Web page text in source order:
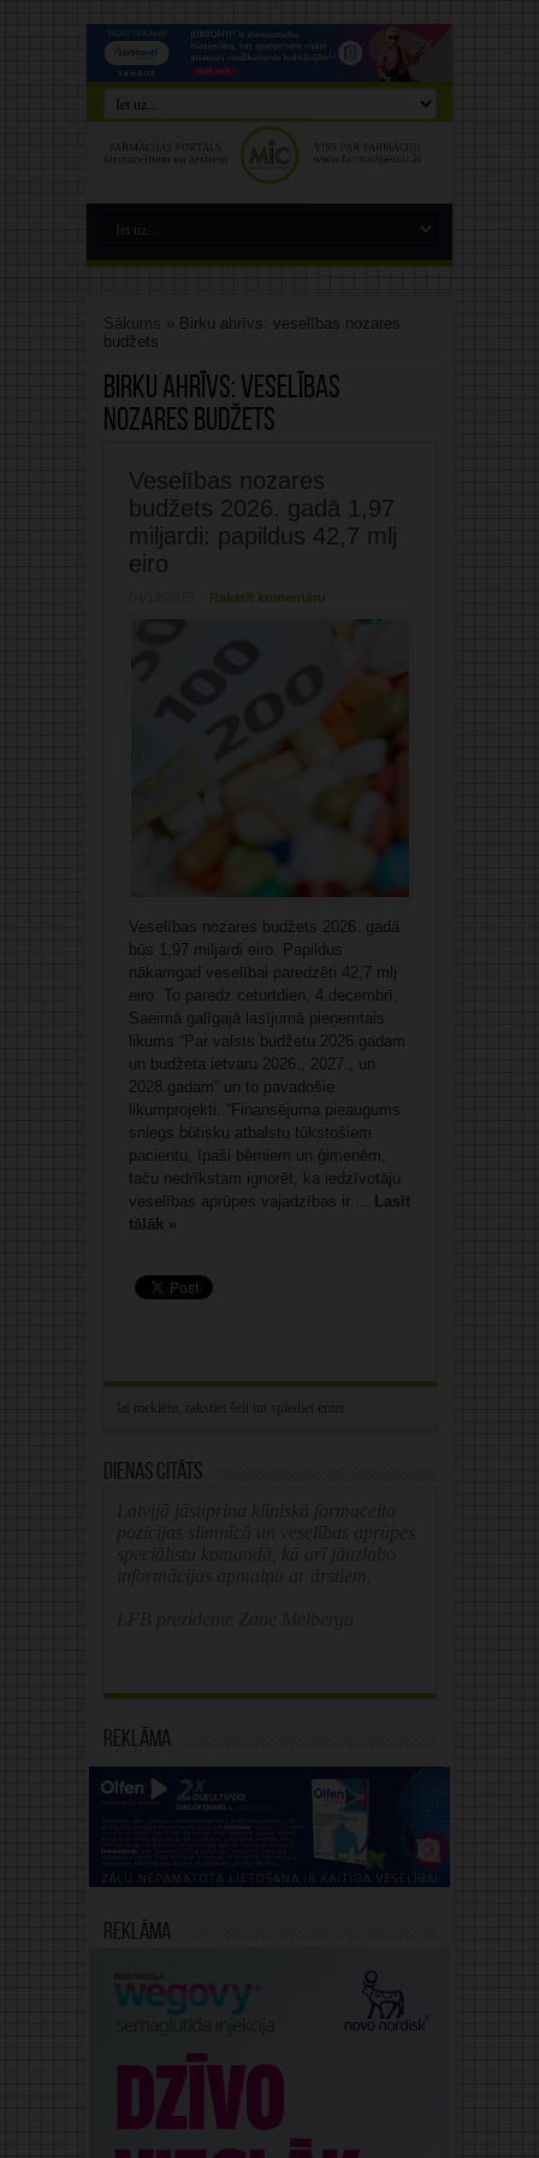
Sākums » Birku ahrīvs: veselības nozares
budžets
Birku ahrīvs: veselības
nozares budžets
Veselības nozares
budžets 2026. gadā 1,97
miljardi: papildus 42,7 mlj
eiro
Rakstīt komentāru
Veselības nozares budžets 2026. gadā
būs 1,97 miljardi eiro. Papildus
nākamgad veselībai paredzēti 42,7 mlj
eiro. To paredz ceturtdien, 4.decembrī,
Saeimā galīgajā lasījumā pieņemtais
likums “Par valsts budžetu 2026.gadam
un budžeta ietvaru 2026., 2027., un
2028.gadam” un to pavadošie
likumprojekti. “Finansējuma pieaugums
sniegs būtisku atbalstu tūkstošiem
pacientu, īpaši bērniem un ģimenēm,
taču nedrīkstam ignorēt, ka iedzīvotāju
veselības aprūpes vajadzības ir ... Lasīt
tālāk »
Dienas citāts
Reklāma
Reklāma